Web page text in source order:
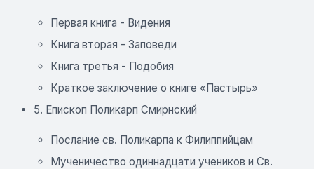
Первая книга - Видения
Книга вторая - Заповеди
Книга третья - Подобия
Краткое заключение о книге «Пастырь»
5. Епископ Поликарп Смирнский
Послание св. Поликарпа к Филиппийцам
Мученичество одиннадцати учеников и Св.